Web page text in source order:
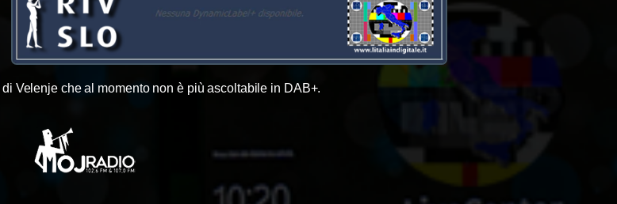
di Velenje che al momento non è più ascoltabile in DAB+.